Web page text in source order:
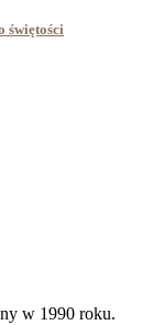
świętości
w 1990 roku.